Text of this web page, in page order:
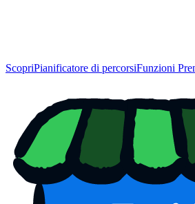
ScopriPianificatore di percorsiFunzioni